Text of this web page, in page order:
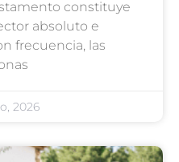
constituye
absoluto e
frecuencia, las
2026